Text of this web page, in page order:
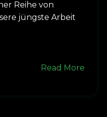
Reihe von
jüngste Arbeit
Read More